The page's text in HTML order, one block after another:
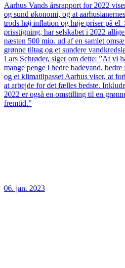
Aarhus Vands årsrapport for 2022
og sund økonomi, og at
trods høj inflation og høje priser på el.
prisstigning, har selskabet i 2022
næsten 500 mio. ud af en samlet
grønne tiltag og et sundere
Lars Schrøder, siger om dette: ”At vi
mange penge i bedre badevand,
og et klimatilpasset Aarhus viser, at
at arbejde for det fælles bedste.
2022 er også en omstilling til en
fremtid.”
06. jan. 2023